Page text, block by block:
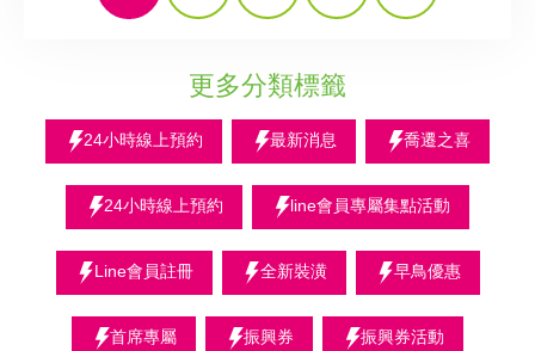
更多分類標籤
24小時線上預約 最新消息 喬遷之喜
24小時線上預約 line會員專屬集點活動
Line會員註冊 全新裝潢 早鳥優惠
首席專屬 振興券 振興券活動